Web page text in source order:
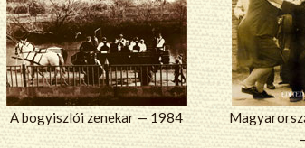
A bogyiszlói zenekar — 1984